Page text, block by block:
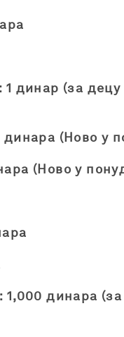
динар (за
(Ново у
(Ново у
динара